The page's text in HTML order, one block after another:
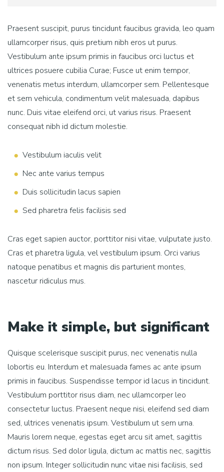
Praesent suscipit, purus tincidunt faucibus gravida, leo quam
ullamcorper risus, quis pretium nibh eros ut purus.
Vestibulum ante ipsum primis in faucibus orci luctus et
ultrices posuere cubilia Curae; Fusce ut enim tempor,
venenatis metus interdum, ullamcorper sem. Pellentesque
et sem vehicula, condimentum velit malesuada, dapibus
nunc. Duis vitae eleifend orci, ut varius risus. Praesent
consequat nibh id dictum molestie.
Vestibulum iaculis velit
Nec ante varius tempus
Duis sollicitudin lacus sapien
Sed pharetra felis facilisis sed
Cras eget sapien auctor, porttitor nisi vitae, vulputate justo.
Cras et pharetra ligula, vel vestibulum ipsum. Orci varius
natoque penatibus et magnis dis parturient montes,
nascetur ridiculus mus.
Make it simple, but significant
Quisque scelerisque suscipit purus, nec venenatis nulla
lobortis eu. Interdum et malesuada fames ac ante ipsum
primis in faucibus. Suspendisse tempor id lacus in tincidunt.
Vestibulum porttitor risus diam, nec ullamcorper leo
consectetur luctus. Praesent neque nisi, eleifend sed diam
sed, ultrices venenatis ipsum. Vestibulum ut sem urna.
Mauris lorem neque, egestas eget arcu sit amet, sagittis
dictum risus. Sed dolor ligula, dictum ac mattis nec, sagittis
non ipsum. Integer sollicitudin nunc vitae nisi facilisis, sed